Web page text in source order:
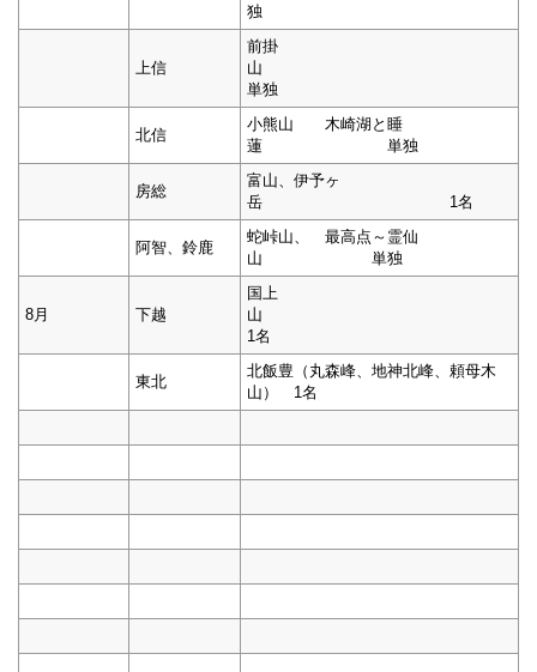
独
上信
前掛
山
単独
北信
小熊山 木崎湖と睡
蓮 単独
房総
富山、伊予ヶ
岳 1名
阿智、鈴鹿
蛇峠山、 最高点～霊仙
山 単独
8月 下越
国上
山
1名
東北
北飯豊（丸森峰、地神北峰、頼母木
山） 1名